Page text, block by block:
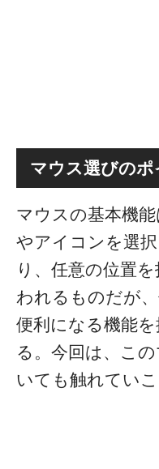
マウス選びのポ
マウスの基本機
やアイコンを選
り、任意の位置
われるものだが
便利になる機能
る。今回は、こ
いても触れていこ